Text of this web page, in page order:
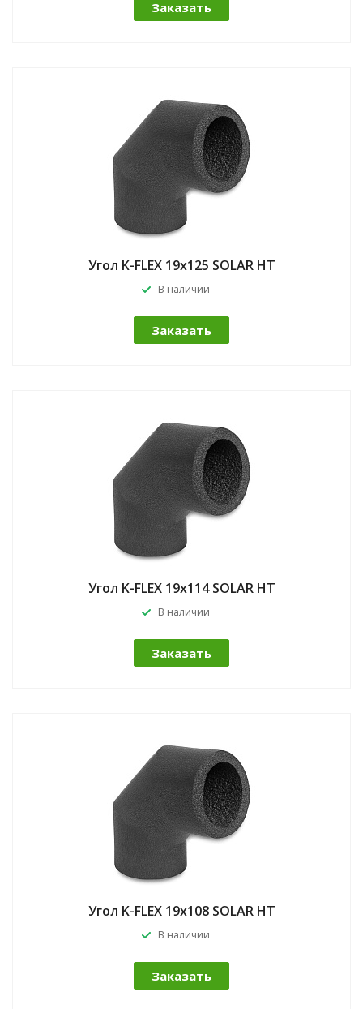
Заказать
Угол K-FLEX 19x125 SOLAR HT
В наличии
Заказать
Угол K-FLEX 19x114 SOLAR HT
В наличии
Заказать
Угол K-FLEX 19x108 SOLAR HT
В наличии
Заказать